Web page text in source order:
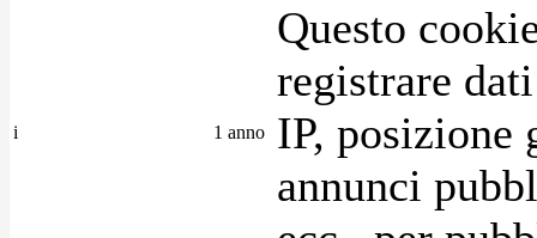
i 1 anno
Questo
registrare
IP, posizione
annunci